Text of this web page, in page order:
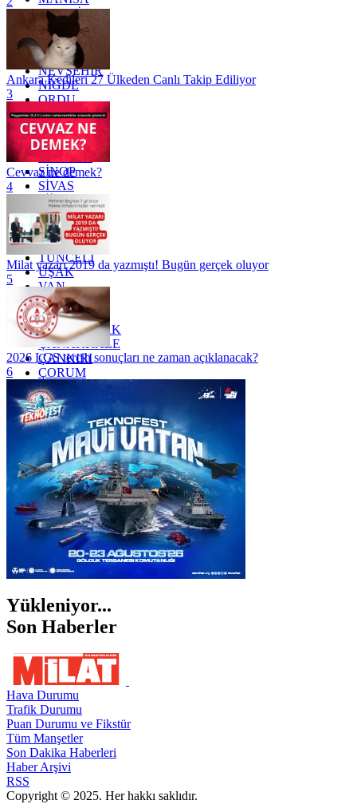
MARDİN
MERSİN
MUĞLA
MUŞ
NEVŞEHİR
NİĞDE
ORDU
OSMANİYE
RİZE
SAKARYA
SAMSUN
SİNOP
SİVAS
SİİRT
TEKİRDAĞ
TOKAT
TRABZON
TUNCELİ
UŞAK
VAN
YALOVA
YOZGAT
ZONGULDAK
ÇANAKKALE
ÇANKIRI
ÇORUM
İSTANBUL
İZMİR
ŞANLIURFA
ŞIRNAK
Ankara Kedileri 27 Ülkeden Canlı Takip Ediliyor
3
Cevvaz ne demek?
4
Milat yazarı 2019 da yazmıştı! Bugün gerçek oluyor
5
2026 LGS tercih sonuçları ne zaman açıklanacak?
6
Yükleniyor...
Son Haberler
Hava Durumu
Trafik Durumu
Puan Durumu ve Fikstür
Tüm Manşetler
Son Dakika Haberleri
Haber Arşivi
RSS
Copyright © 2025. Her hakkı saklıdır.